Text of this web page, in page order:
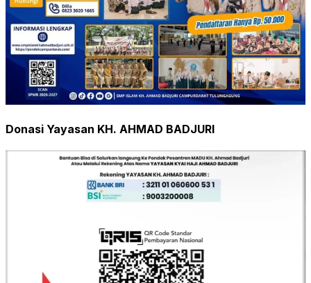
Donasi Yayasan KH. AHMAD BADJURI